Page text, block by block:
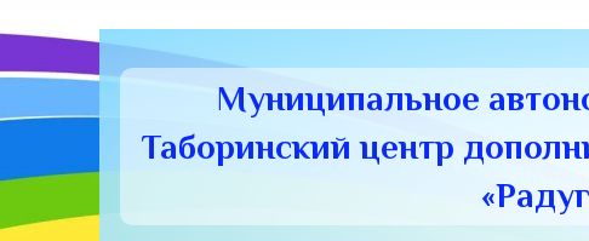
Муниципальное
Таборинский центр